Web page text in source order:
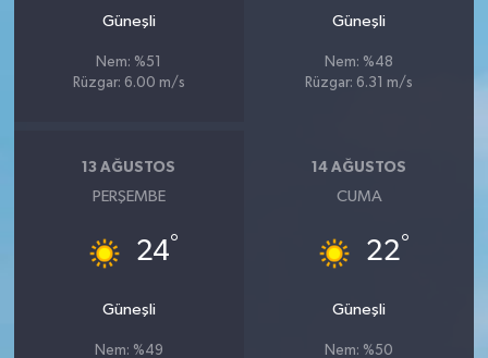
Güneşli
Nem: %51
Rüzgar: 6.00 m/s
Güneşli
Nem: %48
Rüzgar: 6.31 m/s
13 AĞUSTOS
PERŞEMBE
24°
Güneşli
Nem: %49
14 AĞUSTOS
CUMA
22°
Güneşli
Nem: %50